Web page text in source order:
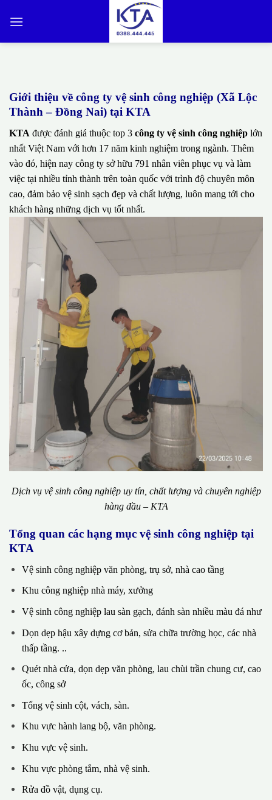
qua
Giới thiệu về công ty vệ sinh công nghiệp (Xã Lộc
Thành – Đồng Nai) tại KTA
KTA được đánh giá thuộc top 3 công ty vệ sinh công nghiệp lớn
nhất Việt Nam với hơn 17 năm kinh nghiệm trong ngành. Thêm
vào đó, hiện nay công ty sở hữu 791 nhân viên phục vụ và làm
việc tại nhiều tỉnh thành trên toàn quốc với trình độ chuyên môn
cao, đảm bảo vệ sinh sạch đẹp và chất lượng, luôn mang tới cho
khách hàng những dịch vụ tốt nhất.
Dịch vụ vệ sinh công nghiệp uy tín, chất lượng và chuyên nghiệp
hàng đầu – KTA
Tổng quan các hạng mục vệ sinh công nghiệp tại
KTA
Vệ sinh công nghiệp văn phòng, trụ sở, nhà cao tầng
Khu công nghiệp nhà máy, xưởng
Vệ sinh công nghiệp lau sàn gạch, đánh sàn nhiều màu đá như
Dọn dẹp hậu xây dựng cơ bản, sửa chữa trường học, các nhà
thấp tầng. ..
Quét nhà cửa, dọn dẹp văn phòng, lau chùi trần chung cư, cao
ốc, công sở
Tổng vệ sinh cột, vách, sàn.
Khu vực hành lang bộ, văn phòng.
Khu vực vệ sinh.
Khu vực phòng tắm, nhà vệ sinh.
Rửa đồ vật, dụng cụ.